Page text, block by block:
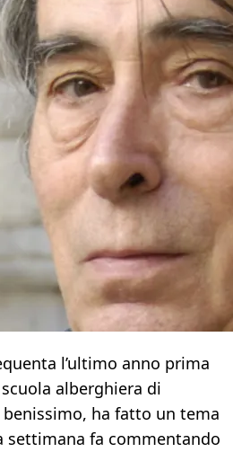
l’ultimo anno prima
alberghiera di
benissimo, ha fatto un tema
settimana fa commentando